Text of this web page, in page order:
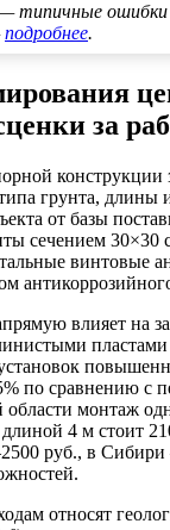
типичные ошибки
подробнее.
за
конструкции
грунта, длины
от базы
сечением 30×30
винтовые
влияет на
по сравнению с
монтаж
4 м стоит
руб., в Сибири
относят